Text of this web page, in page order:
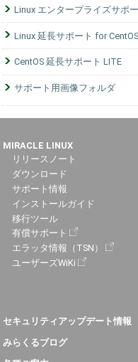
Linux エンタープライズサポ
Linux 延長サポート for CentOS
CentOS 延長サポート LITE
サポート用画像フォルダ
MIRACLE LINUX
リリースノート
ダウンロード
サポート情報
インストールガイド
移行ツール
有償サポート
エラッタ情報（TSN）
ユーザーズWiKi
セキュリティアップデート情報
みらくるブログ